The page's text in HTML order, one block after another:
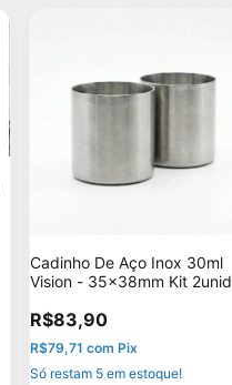
Cadinho De Aço Inox 30ml
Vision - 35x38mm Kit 2unid
R$83,90
R$79,71 com Pix
Só restam 5em estoque!